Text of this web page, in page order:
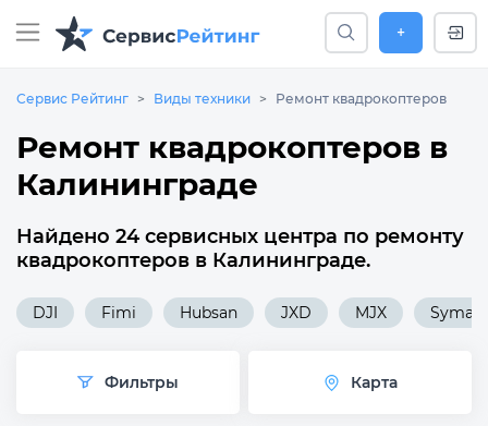
+
Сервис Рейтинг Виды техники Ремонт квадрокоптеров
Ремонт квадрокоптеров в
Калининграде
Найдено 24 сервисных центра по ремонту
квадрокоптеров в Калининграде.
DJI Fimi Hubsan JXD MJX Syma
Фильтры Карта